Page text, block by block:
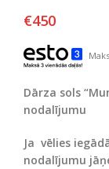
€450
Dārza sols
nodalījumu
Ja vēlies
nodalījumu